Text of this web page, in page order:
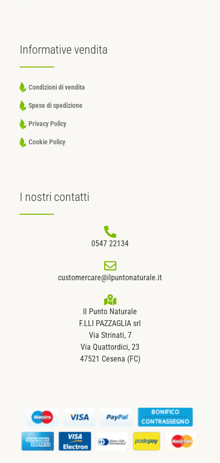
Informative vendita
Condizioni di vendita
Spese di spedizione
Privacy Policy
Cookie Policy
I nostri contatti
0547 22134
customercare@ilpuntonaturale.it
Il Punto Naturale
F.LLI PAZZAGLIA srl
Via Strinati, 7
Via Quattordici, 23
47521 Cesena (FC)